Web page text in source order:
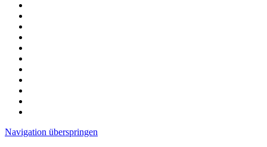
Navigation überspringen